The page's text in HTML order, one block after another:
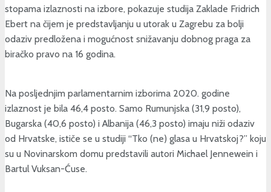
stopama izlaznosti na izbore, pokazuje studija Zaklade Fridrich
Ebert na čijem je predstavljanju u utorak u Zagrebu za bolji
odaziv predložena i mogućnost snižavanju dobnog praga za
biračko pravo na 16 godina.
Na posljednjim parlamentarnim izborima 2020. godine
izlaznost je bila 46,4 posto. Samo Rumunjska (31,9 posto),
Bugarska (40,6 posto) i Albanija (46,3 posto) imaju niži odaziv
od Hrvatske, ističe se u studiji “Tko (ne) glasa u Hrvatskoj?” koju
su u Novinarskom domu predstavili autori Michael Jennewein i
Bartul Vuksan-Ćuse.